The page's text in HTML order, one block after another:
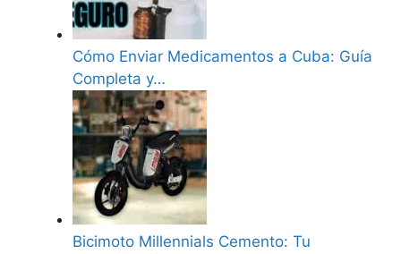
Cómo Enviar Medicamentos a Cuba: Guía
Completa y…
Bicimoto Millennials Cemento: Tu